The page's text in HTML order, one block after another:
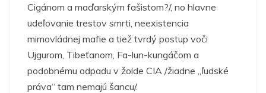
Cigánom a maďarským fašistom?/, no hlavne
udeľovanie trestov smrti, neexistencia
mimovládnej mafie a tiež tvrdý postup voči
Ujgurom, Tibeťanom, Fa-lun-kungáčom a
podobnému odpadu v žolde CIA /žiadne „ľudské
práva“ tam nemajú šancu/.